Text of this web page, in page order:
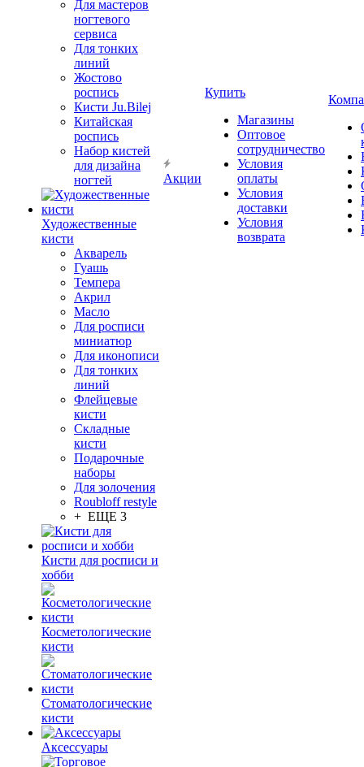
Для мастеров
ногтевого
сервиса
Для тонких
линий
Жостово
роспись
Кисти Ju.Bilej
Китайская
роспись
Набор кистей
для дизайна
ногтей
Художественные
кисти
Акварель
Гуашь
Темпера
Акрил
Масло
Для росписи
миниатюр
Для иконописи
Для тонких
линий
Флейцевые
кисти
Складные
кисти
Подарочные
наборы
Для золочения
Roubloff restyle
+ ЕЩЕ 3
Кисти для росписи и
хобби
Косметологические
кисти
Стоматологические
кисти
Аксессуары
Акции
Купить
Магазины
Оптовое
сотрудничество
Условия
оплаты
Условия
доставки
Условия
возврата